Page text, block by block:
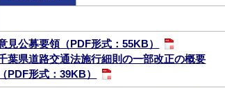
見公募要領（PDF形式：55KB）
葉県道路交通法施行細則の一部改正の概要
（PDF形式：39KB）